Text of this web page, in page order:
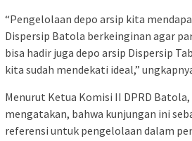
“Pengelolaan depo arsip kita
Dispersip Batola berkeinginan agar
bisa hadir juga depo arsip Dispersip
kita sudah mendekati ideal,”
Menurut Ketua Komisi II DPRD
mengatakan, bahwa kunjungan ini
referensi untuk pengelolaan dalam